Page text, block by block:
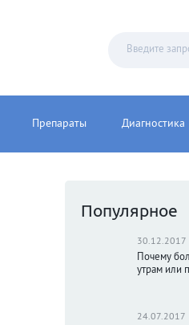
Препараты Диагностика
Популярное
30.12.2017
Почему
утрам или
24.07.2017